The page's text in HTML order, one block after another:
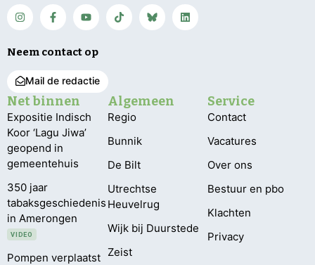
Neem contact op
Mail de redactie
Net binnen
Expositie Indisch
Koor ‘Lagu Jiwa’
geopend in
gemeentehuis
350 jaar
tabaksgeschiedenis
in Amerongen
VIDEO
Pompen verplaatst
Algemeen
Regio
Bunnik
De Bilt
Utrechtse
Heuvelrug
Wijk bij Duurstede
Zeist
Service
Contact
Vacatures
Over ons
Bestuur en pbo
Klachten
Privacy